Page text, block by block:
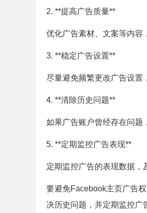
2. **提高广告质量**
优化广告素材、文案等内容
3. **稳定广告设置**
尽量避免频繁更改广告设置
4. **清除历史问题**
如果广告账户曾经存在问题
5. **定期监控广告表现**
定期监控广告的表现数据，
要避免Facebook主页广告
决历史问题，并定期监控广